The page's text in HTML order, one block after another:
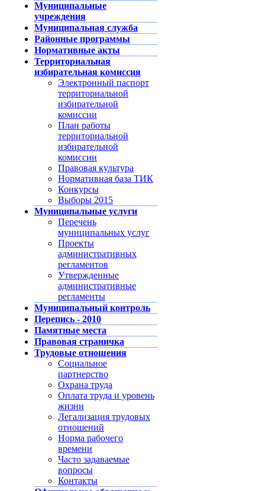
Муниципальные
учреждения
Муниципальная служба
Районные программы
Нормативные акты
Территориальная
избирательная комиссия
Электронный паспорт
территориальной
избирательной
комиссии
План работы
территориальной
избирательной
комиссии
Правовая культура
Нормативная база ТИК
Конкурсы
Выборы 2015
Муниципальные услуги
Перечень
муниципальных услуг
Проекты
административных
регламентов
Утвержденные
административные
регламенты
Муниципальный контроль
Перепись - 2010
Памятные места
Правовая страничка
Трудовые отношения
Социальное
партнерство
Охрана труда
Оплата труда и уровень
жизни
Легализация трудовых
отношений
Норма рабочего
времени
Часто задаваемые
вопросы
Контакты